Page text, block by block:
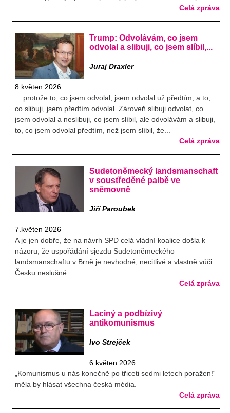
Celá zpráva
Trump: Odvolávám, co jsem
odvolal a slibuji, co jsem slíbil,...
Juraj Draxler
8.květen 2026
....protože to, co jsem odvolal, jsem odvolal už předtím, a to,
co slibuji, jsem předtím odvolal. Zároveň slibuji odvolat, co
jsem odvolal a neslibuji, co jsem slíbil, ale odvolávám a slibuji,
to, co jsem odvolal předtím, než jsem slíbil, že...
Celá zpráva
Sudetoněmecký landsmanschaft
v soustředěné palbě ve
sněmovně
Jiří Paroubek
7.květen 2026
A je jen dobře, že na návrh SPD celá vládní koalice došla k
názoru, že uspořádání sjezdu Sudetoněmeckého
landsmanschaftu v Brně je nevhodné, necitlivé a vlastně vůči
Česku neslušné.
Celá zpráva
Laciný a podbízivý
antikomunismus
Ivo Strejček
6.květen 2026
„Komunismus u nás konečně po třiceti sedmi letech poražen!“
měla by hlásat všechna česká média.
Celá zpráva